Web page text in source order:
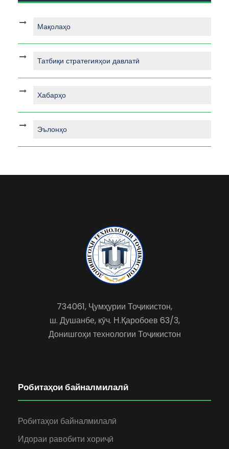
Мақолаҳо
Татбиқи стратегияҳои давлатӣ
Хабарҳо
Эълонҳо
734061, Ҷумҳурии Тоҷикистон,
ш. Душанбе, кӯч. Н.Қаробоев 63/3,
Донишгоҳи технологии Тоҷикистон
Робитаҳои байналмилалӣ
Робитаҳои байналмилалӣ
Идораи равобити хориҷӣ